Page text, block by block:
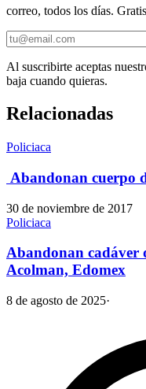
correo, todos los días.
Al suscribirte aceptas
baja cuando quieras.
Relacionadas
Policiaca
Abandonan cuerpo
30 de noviembre de 2017
Policiaca
Abandonan cadáver
Acolman, Edomex
8 de agosto de 2025·